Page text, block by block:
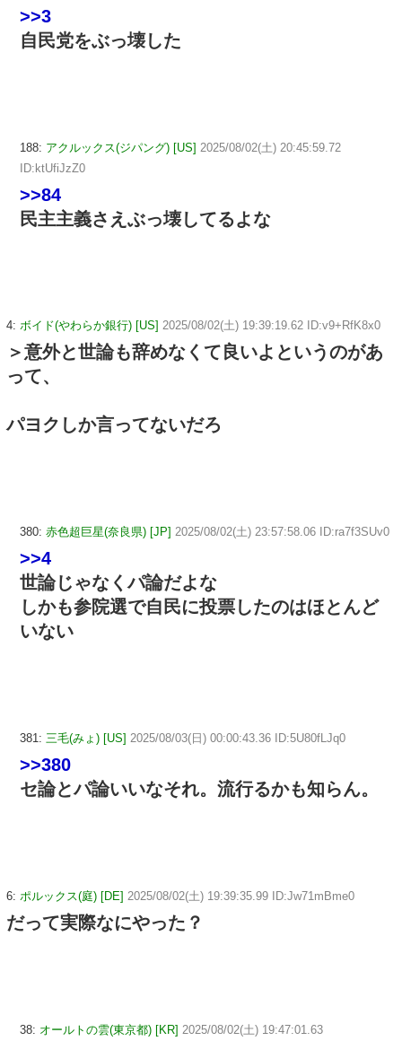
>>3
自民党をぶっ壊した
188: アクルックス(ジパング) [US] 2025/08/02(土) 20:45:59.72
ID:ktUfiJzZ0
>>84
民主主義さえぶっ壊してるよな
4: ボイド(やわらか銀行) [US] 2025/08/02(土) 19:39:19.62 ID:v9+RfK8x0
＞意外と世論も辞めなくて良いよというのがあ
って、
パヨクしか言ってないだろ
380: 赤色超巨星(奈良県) [JP] 2025/08/02(土) 23:57:58.06 ID:ra7f3SUv0
>>4
世論じゃなくパ論だよな
しかも参院選で自民に投票したのはほとんど
いない
381: 三毛(みょ) [US] 2025/08/03(日) 00:00:43.36 ID:5U80fLJq0
>>380
セ論とパ論いいなそれ。流行るかも知らん。
6: ポルックス(庭) [DE] 2025/08/02(土) 19:39:35.99 ID:Jw71mBme0
だって実際なにやった？
38: オールトの雲(東京都) [KR] 2025/08/02(土) 19:47:01.63